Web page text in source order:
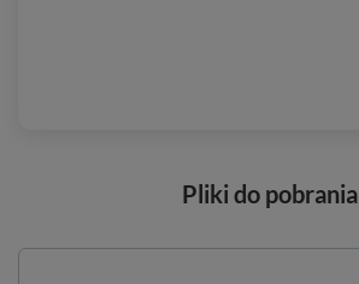
Pliki do pobrania